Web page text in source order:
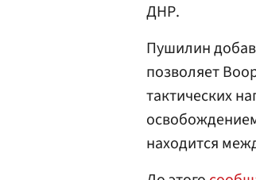
ДНР.
Пушилин
позволяет
тактических
находится